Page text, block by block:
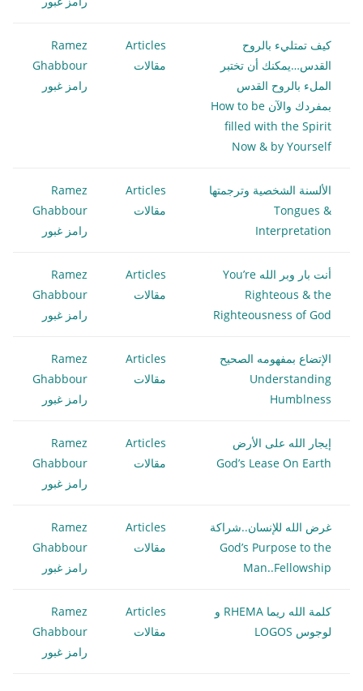
كيف تمتليء بالروح
القدس…يمكنك أن تختبر
الملء بالروح القدس
بمفردك والآن How to be
filled with the Spirit
Now & by Yourself
Articles
مقالات
Ramez
Ghabbour
رامز غبور
الألسنة الشخصية وترجمتها
Tongues &
Interpretation
Articles
مقالات
Ramez
Ghabbour
رامز غبور
أنت بار وبر الله You’re
Righteous & the
Righteousness of God
Articles
مقالات
Ramez
Ghabbour
رامز غبور
الإتضاع بمفهومه الصحيح
Understanding
Humblness
Articles
مقالات
Ramez
Ghabbour
رامز غبور
إيجار الله على الأرض
God’s Lease On Earth
Articles
مقالات
Ramez
Ghabbour
رامز غبور
غرض الله للإنسان..شراكة
God’s Purpose to the
Man..Fellowship
Articles
مقالات
Ramez
Ghabbour
رامز غبور
كلمة الله ريما RHEMA و
لوجوس LOGOS
Articles
مقالات
Ramez
Ghabbour
رامز غبور